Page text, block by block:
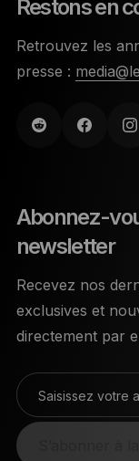
Restons en
Retrouvez les
presse :
Abonnez-
newsletter
Recevez nos
exclusives et
directement par
Saisissez votre